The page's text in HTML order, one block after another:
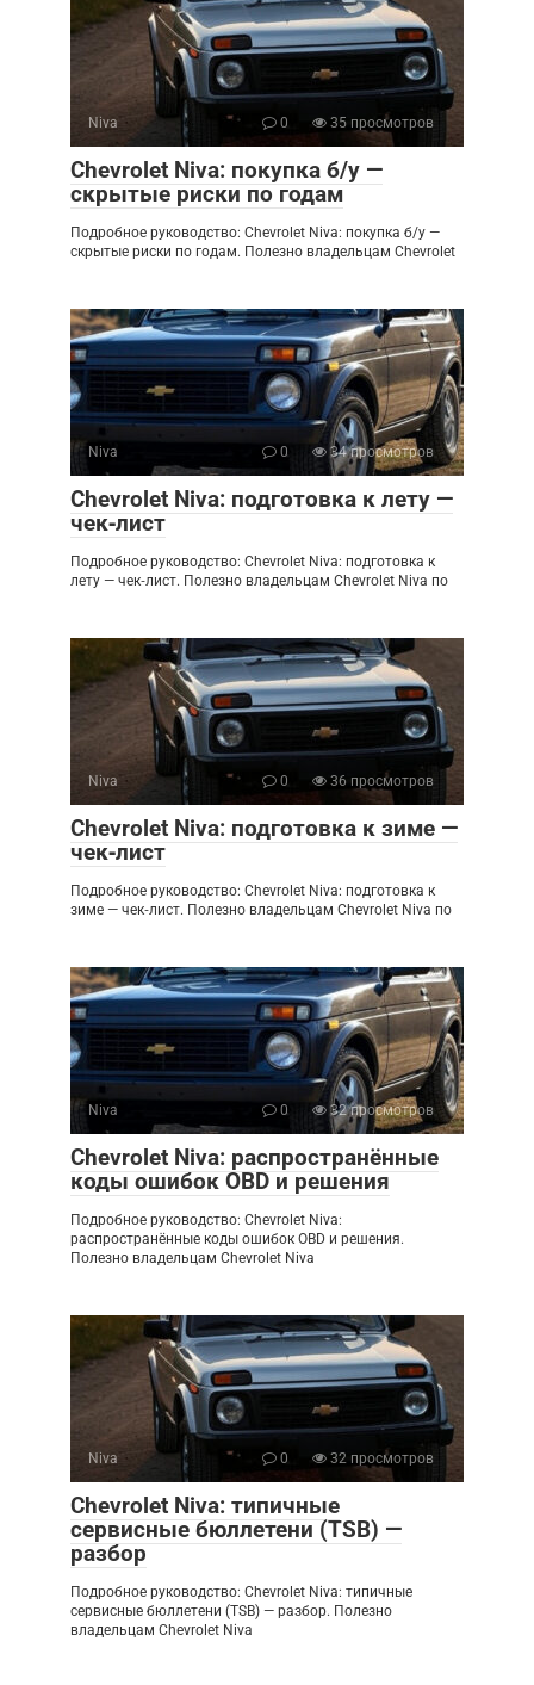
Niva 0 35 просмотров
Chevrolet Niva: покупка б/у —
скрытые риски по годам
Подробное руководство: Chevrolet Niva: покупка б/у —
скрытые риски по годам. Полезно владельцам Chevrolet
Niva 0 34 просмотров
Chevrolet Niva: подготовка к лету —
чек‑лист
Подробное руководство: Chevrolet Niva: подготовка к
лету — чек‑лист. Полезно владельцам Chevrolet Niva по
Niva 0 36 просмотров
Chevrolet Niva: подготовка к зиме —
чек‑лист
Подробное руководство: Chevrolet Niva: подготовка к
зиме — чек‑лист. Полезно владельцам Chevrolet Niva по
Niva 0 32 просмотров
Chevrolet Niva: распространённые
коды ошибок OBD и решения
Подробное руководство: Chevrolet Niva:
распространённые коды ошибок OBD и решения.
Полезно владельцам Chevrolet Niva
Niva 0 32 просмотров
Chevrolet Niva: типичные
сервисные бюллетени (TSB) —
разбор
Подробное руководство: Chevrolet Niva: типичные
сервисные бюллетени (TSB) — разбор. Полезно
владельцам Chevrolet Niva